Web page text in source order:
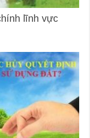
lĩnh vực